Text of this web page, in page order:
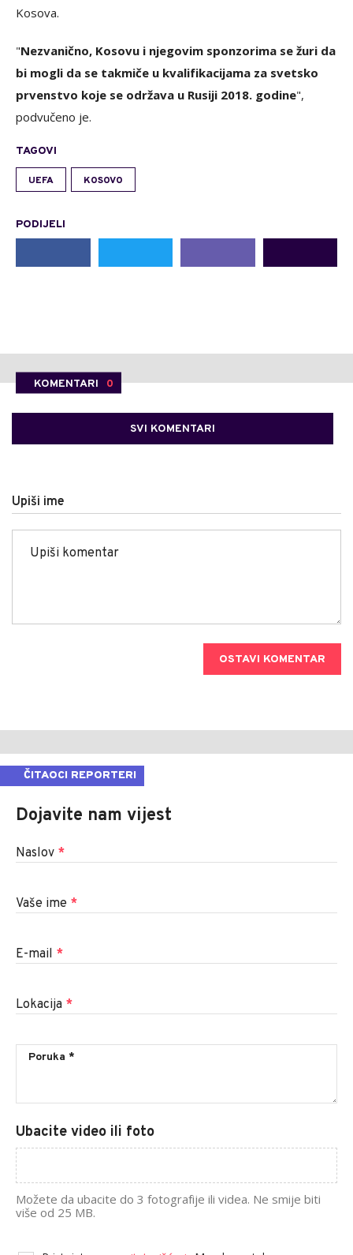
Kosova.
"Nezvanično, Kosovu i njegovim sponzorima se žuri da
bi mogli da se takmiče u kvalifikacijama za svetsko
prvenstvo koje se održava u Rusiji 2018. godine",
podvučeno je.
TAGOVI
UEFA KOSOVO
PODIJELI
KOMENTARI 0
SVI KOMENTARI
Upiši ime
OSTAVI KOMENTAR
ČITAOCI REPORTERI
Dojavite nam vijest
Naslov *
Vaše ime *
E-mail *
Lokacija *
Ubacite video ili foto
Možete da ubacite do 3 fotografije ili videa. Ne smije biti
više od 25 MB.